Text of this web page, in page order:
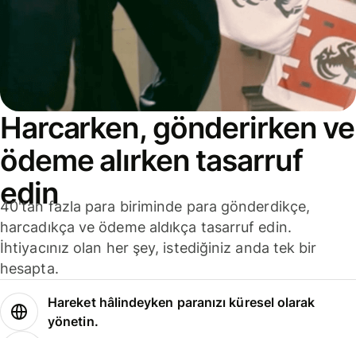
Harcarken, gönderirken ve
ödeme alırken tasarruf
edin
40'tan fazla para biriminde para gönderdikçe,
harcadıkça ve ödeme aldıkça tasarruf edin.
İhtiyacınız olan her şey, istediğiniz anda tek bir
hesapta.
Hareket hâlindeyken paranızı küresel olarak
yönetin.